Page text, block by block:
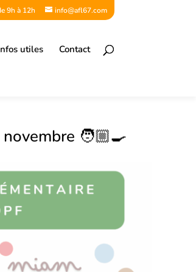
9h à 12h info@afl67.com
utiles Contact
🧑🏼‍🍳